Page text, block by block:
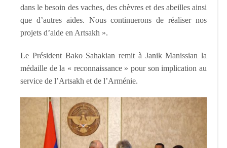
dans le besoin des vaches, des chèvres et des abeilles ainsi
que d’autres aides. Nous continuerons de réaliser nos
projets d’aide en Artsakh ».
Le Président Bako Sahakian remit à Janik Manissian la
médaille de la « reconnaissance » pour son implication au
service de l’Artsakh et de l’Arménie.